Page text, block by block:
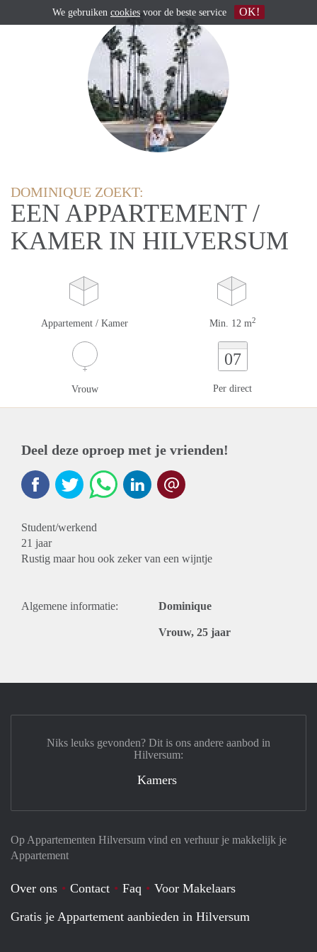
DOMINIQUE ZOEKT:
EEN APPARTEMENT /
KAMER IN HILVERSUM
Appartement / Kamer Min. 12 m2
Vrouw
07
Per direct
Deel deze oproep met je vrienden!
Student/werkend
21 jaar
Rustig maar hou ook zeker van een wijntje
Algemene informatie: Dominique
Vrouw, 25 jaar
Op Appartementen Hilversum vind en verhuur je makkelijk je
Appartement
Over ons Contact Faq
Voor Makelaars
Gratis je Appartement aanbieden in Hilversum
Niks leuks gevonden? Dit is ons andere aanbod in
Hilversum:
Kamers
We gebruiken cookies voor de beste service OK!